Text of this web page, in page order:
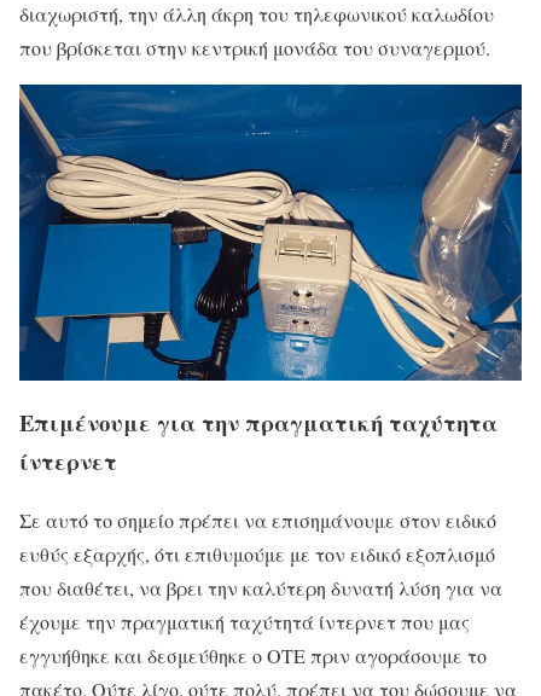
διαχωριστή, την άλλη άκρη του τηλεφωνικού καλωδίου
που βρίσκεται στην κεντρική μονάδα του συναγερμού.
Επιμένουμε για την πραγματική ταχύτητα
ίντερνετ
Σε αυτό το σημείο πρέπει να επισημάνουμε στον ειδικό
ευθύς εξαρχής, ότι επιθυμούμε με τον ειδικό εξοπλισμό
που διαθέτει, να βρει την καλύτερη δυνατή λύση για να
έχουμε την πραγματική ταχύτητά ίντερνετ που μας
εγγυήθηκε και δεσμεύθηκε ο ΟΤΕ πριν αγοράσουμε το
πακέτο. Ούτε λίγο, ούτε πολύ, πρέπει να του δώσουμε να